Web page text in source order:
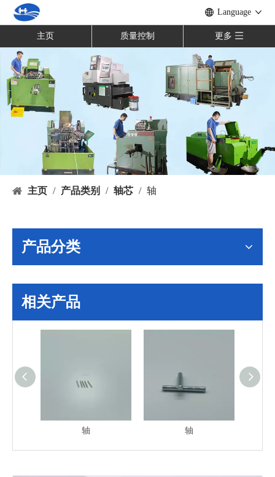
Language
主页 质量控制 更多
主页 / 产品类别 / 轴芯 / 轴
产品分类
相关产品
轴 轴